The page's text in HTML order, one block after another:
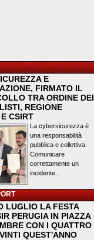
E
FIRMATO IL
TRA ORDINE DEI
REGIONE
CSIRT
La cybersicurezza è
una responsabilità
pubblica e collettiva.
Comunicare
correttamente un
incidente...
LUGLIO LA FESTA
PERUGIA IN PIAZZA
CON I QUATTRO
QUEST'ANNO